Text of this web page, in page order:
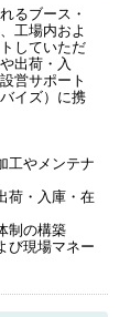
るブース・
工場内およ
していただ
出荷・入
営サポート
イズ）に携
工やメンテナ
荷・入庫・在
制の構築
び現場マネー